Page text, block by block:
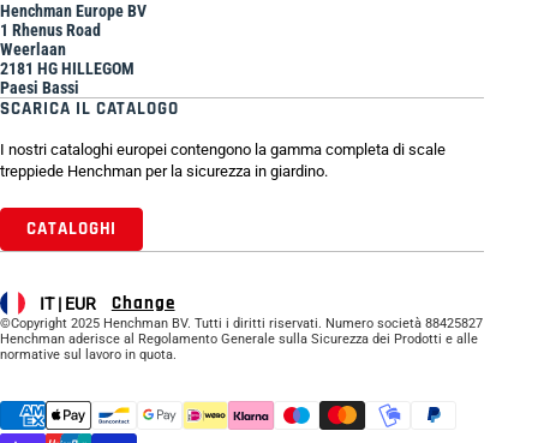
Henchman Europe BV
1 Rhenus Road
Weerlaan
2181 HG HILLEGOM
Paesi Bassi
SCARICA IL CATALOGO
I nostri cataloghi europei contengono la gamma completa di scale
treppiede Henchman per la sicurezza in giardino.
CATALOGHI
IT | EUR Change
©Copyright 2025 Henchman BV. Tutti i diritti riservati. Numero società 88425827
Henchman aderisce al Regolamento Generale sulla Sicurezza dei Prodotti e alle
normative sul lavoro in quota.
Supported payment methods